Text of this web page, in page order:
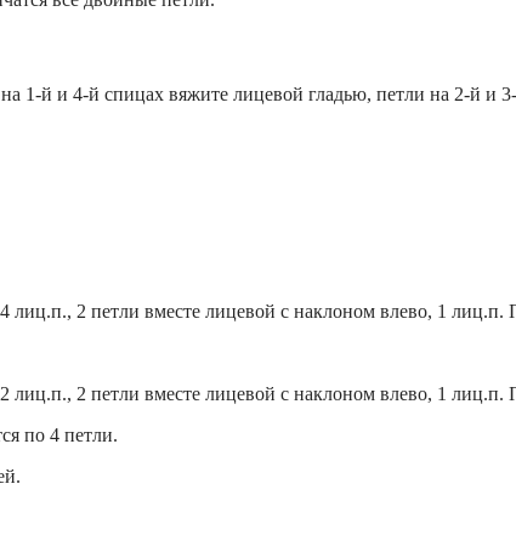
1-й и 4-й спицах вяжите лицевой гладью, петли на 2-й и
2 петли вместе лицевой с наклоном влево, 1 лиц.п.
2 петли вместе лицевой с наклоном влево, 1 лиц.п.
по 4 петли.